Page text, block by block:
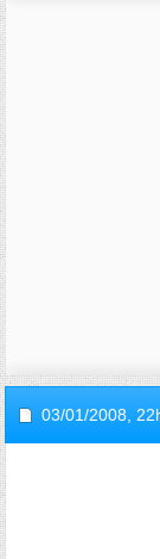
03/01/2008,